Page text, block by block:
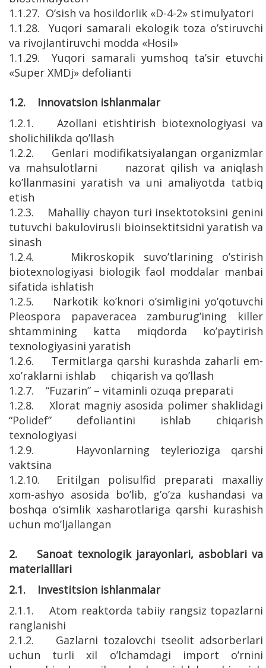
1.1.27. O’sish va hosildorlik «D-4-2» stimulyatori
1.1.28. Yuqori samarali ekologik toza o’stiruvchi
va rivojlantiruvchi modda «Hosil»
1.1.29. Yuqori samarali yumshoq ta’sir etuvchi
«Super XMDj» defolianti
1.2. Innovatsion ishlanmalar
1.2.1. Azollani etishtirish biotexnologiyasi va
sholichilikda qo’llash
1.2.2. Genlari modifikatsiyalangan organizmlar
va mahsulotlarni nazorat qilish va aniqlash
ko’llanmasini yaratish va uni amaliyotda tatbiq
etish
1.2.3. Mahalliy chayon turi insektotoksini genini
tutuvchi bakulovirusli bioinsektitsidni yaratish va
sinash
1.2.4. Mikroskopik suvo’tlarining o’stirish
biotexnologiyasi biologik faol moddalar manbai
sifatida ishlatish
1.2.5. Narkotik ko’knori o’simligini yo’qotuvchi
Pleospora papaveracea zamburug’ining killer
shtammining katta miqdorda ko’paytirish
texnologiyasini yaratish
1.2.6. Termitlarga qarshi kurashda zaharli em-
xo’raklarni ishlab chiqarish va qo’llash
1.2.7. “Fuzarin” – vitaminli ozuqa preparati
1.2.8. Xlorat magniy asosida polimer shaklidagi
“Polidef” defoliantini ishlab chiqarish
texnologiyasi
1.2.9. Hayvonlarning teylerioziga qarshi
vaktsina
1.2.10. Eritilgan polisulfid preparati maxalliy
xom-ashyo asosida bo’lib, g’o’za kushandasi va
boshqa o’simlik xasharotlariga qarshi kurashish
uchun mo’ljallangan
2. Sanoat texnologik jarayonlari, asboblari va
materialllari
2.1. Investitsion ishlanmalar
2.1.1. Atom reaktorda tabiiy rangsiz topazlarni
ranglanishi
2.1.2. Gazlarni tozalovchi tseolit adsorberlari
uchun turli xil o’lchamdagi import o’rnini